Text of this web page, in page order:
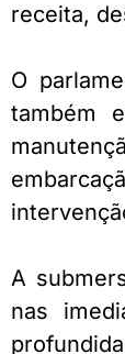
receita,
O
também
A
nas